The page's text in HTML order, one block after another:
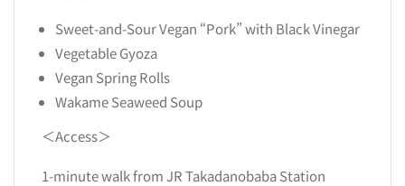
Sweet-and-Sour Vegan “Pork” with Black Vinegar
Vegetable Gyoza
Vegan Spring Rolls
Wakame Seaweed Soup
＜Access＞
1-minute walk from JR Takadanobaba Station